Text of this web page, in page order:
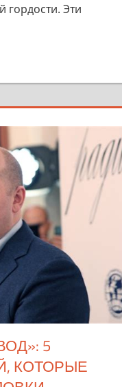
гордости. Эти
5
КОТОРЫЕ